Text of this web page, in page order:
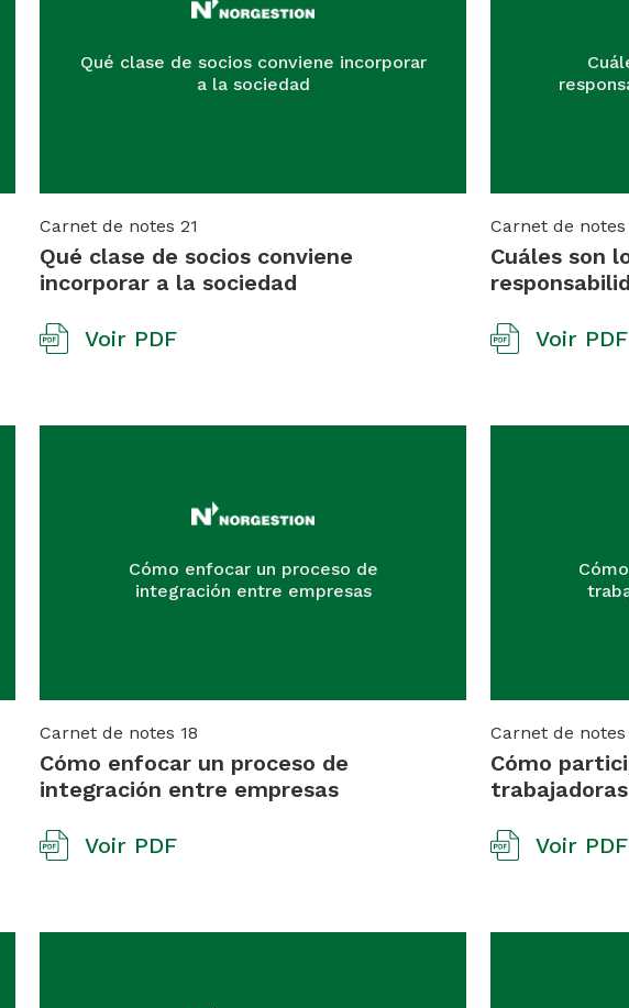
Qué clase de socios conviene incorporar
a la sociedad
Carnet de notes 21
Qué clase de socios conviene
incorporar a la sociedad
Voir PDF
Carnet de
Cuáles son
Voir PDF
Cómo enfocar un proceso de
integración entre empresas
Carnet de notes 18
Cómo enfocar un proceso de
integración entre empresas
Voir PDF
Carnet de notes
Cómo
Voir PDF